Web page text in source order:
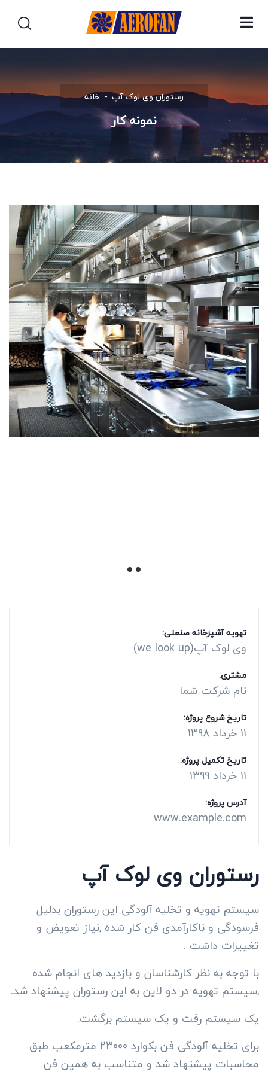
خانه رستوران وی لوک آپ
نمونه کار
تهویه آشپزخانه صنعتی:
وی لوک آپ(we look up)
مشتری:
نام شرکت شما
تاریخ شروع پروژه:
11 خرداد 1398
تاریخ تکمیل پروژه:
11 خرداد 1399
آدرس پروژه:
www.example.com
رستوران وی لوک آپ
سیستم تهویه و تخلیه آلودگی این رستوران بدلیل
فرسودگی و ناکارآمدی فن کار شده ,نیاز تعویض و
تغییرات داشت .
با توجه به نظر کارشناسان و بازدید های انجام شده
,سیستم تهویه در دو لاین به این رستوران پیشنهاد شد.
یک سیستم رفت و یک سیستم برگشت.
برای تخلیه آلودگی فن بکوارد 23000 مترمکعب طبق
محاسبات پیشنهاد شد و متناسب به همین فن